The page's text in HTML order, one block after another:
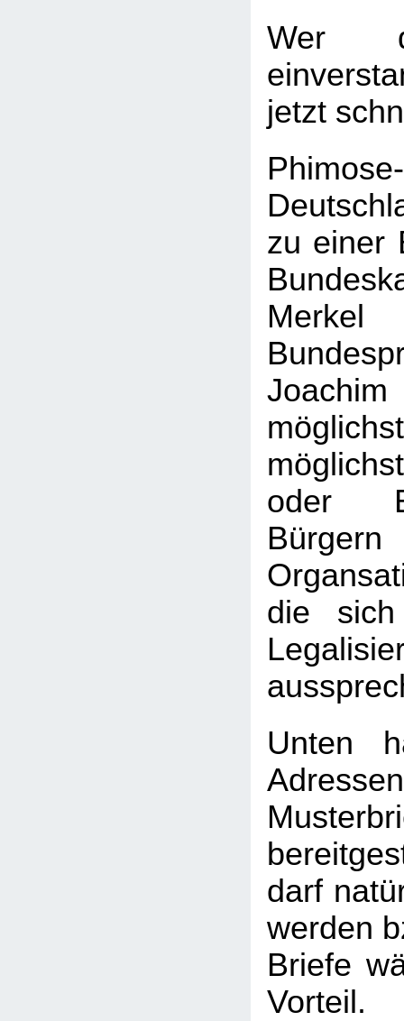
Wer
jetzt
zu einer
oder
die
Unten
darf
werden
Briefe
Vorteil.